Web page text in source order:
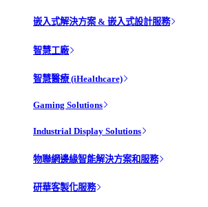
嵌入式解決方案 & 嵌入式設計服務
智慧工廠
智慧醫療 (iHealthcare)
Gaming Solutions
Industrial Display Solutions
物聯網邊緣智能解決方案和服務
研華客製化服務